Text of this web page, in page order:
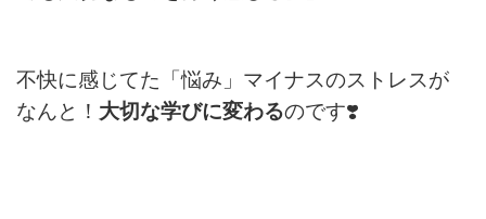
不快に感じてた「悩み」 マイナスのストレスが
なんと！ 大切な学びに変わるのです❣️